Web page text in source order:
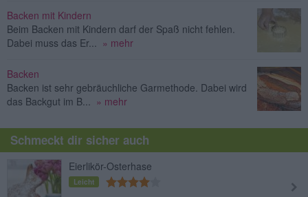
Backen mit Kindern
Beim Backen mit Kindern darf der Spaß nicht fehlen.
Dabei muss das Er...
» mehr
Backen
Backen ist sehr gebräuchliche Garmethode. Dabei wird
das Backgut im B...
» mehr
Schmeckt dir sicher auch
Eierlikör-Osterhase
Leicht